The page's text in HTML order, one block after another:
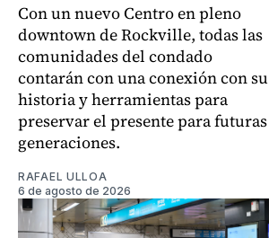
Con un nuevo Centro en pleno
downtown de Rockville, todas las
comunidades del condado
contarán con una conexión con su
historia y herramientas para
preservar el presente para futuras
generaciones.
RAFAEL ULLOA
6 de agosto de 2026